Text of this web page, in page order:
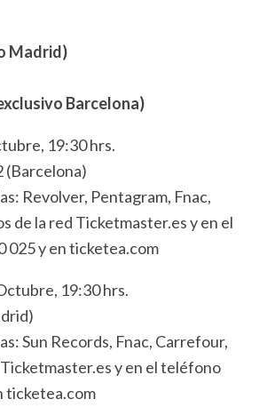
Madrid)
Barcelona)
19:30 hrs.
(Barcelona)
Revolver, Pentagram, Fnac,
de la red Ticketmaster.es y en el
025 y en ticketea.com
19:30 hrs.
Sun Records, Fnac, Carrefour,
y en el teléfono
ticketea.com